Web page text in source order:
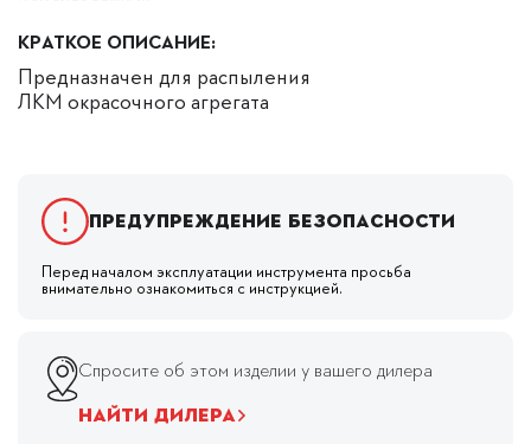
КРАТКОЕ ОПИСАНИЕ:
Предназначен для распыления
ЛКМ окрасочного агрегата
Предупреждение безопасности
Перед началом эксплуатации инструмента просьба
внимательно ознакомиться с инструкцией.
Спросите об этом изделии у вашего дилера
НАЙТИ ДИЛЕРА